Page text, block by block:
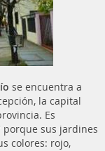
se encuentra a
la capital
Es
porque sus jardines
colores: rojo,